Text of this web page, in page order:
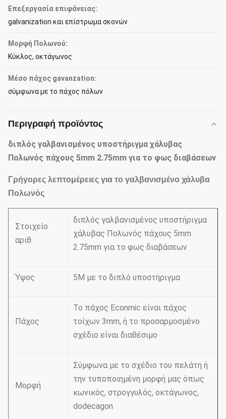
Επεξεργασία επιφάνειας:
galvanization και επίστρωμα σκονών
Μορφή Πολωνού:
Κύκλος, οκτάγωνος
Μέσο πάχος gavanzation:
σύμφωνα με το πάχος πόλων
Περιγραφή προϊόντος
διπλός γαλβανισμένος υποστήριγμα χάλυβας
Πολωνός πάχους 5mm 2.75mm για το φως διαβάσεων
Γρήγορες λεπτομέρειες για το γαλβανισμένο χάλυβα
Πολωνός
Στοιχείο
αριθ.
διπλός γαλβανισμένος υποστήριγμα
χάλυβας Πολωνός πάχους 5mm
2.75mm για το φως διαβάσεων
Ύψος 5M με το διπλό υποστήριγμα
Πάχος
Το πάχος Econmic είναι πάχος
τοίχων 3mm, ή το προσαρμοσμένο
σχέδιο είναι διαθέσιμο
Μορφή
Σύμφωνα με το σχέδιο του πελάτη ή
την τυποποιημένη μορφή μας όπως
κωνικός, στρογγυλός, οκτάγωνος,
dodecagon